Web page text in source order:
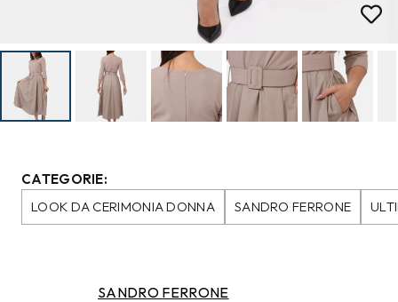
CATEGORIE:
LOOK DA CERIMONIA DONNA
SANDRO FERRONE
SANDRO FERRONE